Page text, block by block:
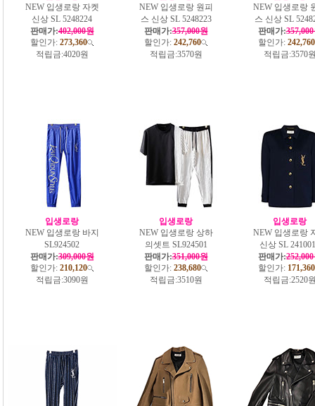
NEW 입생로랑 자켓
신상 SL 5248224
판매가:402,000원
할인가: 273,360
적립금:4020원
NEW 입생로랑 원피
스 신상 SL 5248223
판매가:357,000원
할인가: 242,760
적립금:3570원
NEW 입생로랑
스 신상 SL
판매가:
할인가: 242,760
적립금:3570
입생로랑
NEW 입생로랑 바지
SL924502
판매가:309,000원
할인가: 210,120
적립금:3090원
입생로랑
NEW 입생로랑 상하
의셋트 SL924501
판매가:351,000원
할인가: 238,680
적립금:3510원
입생로랑
NEW 입생로랑
신상 SL
판매가:
할인가: 171,360
적립금:2520